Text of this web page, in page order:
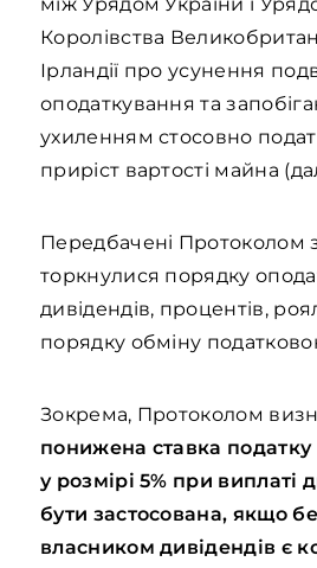
Королівства
Ірландії про усунення
оподаткування та
ухиленням стосовно
приріст вартості майна
Передбачені Протоколом
торкнулися порядку
дивідендів, процентів,
порядку обміну
Зокрема, Протоколом
понижена ставка податку
у розмірі 5% при виплаті
бути застосована, якщо
власником дивідендів є